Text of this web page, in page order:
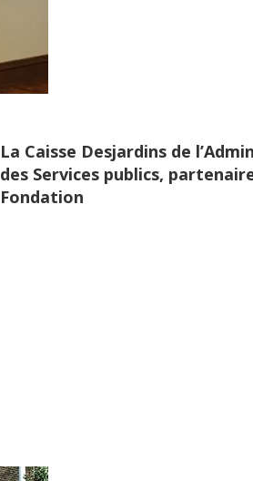
La Caisse Desjardins de
des Services publics,
Fondation